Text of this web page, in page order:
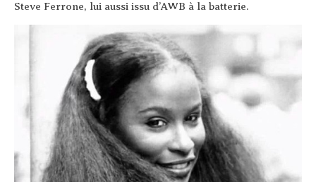
Steve Fer­rone, lui aus­si issu d’AWB à la batterie.